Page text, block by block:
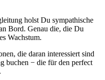
holst Du sympathische
Bord. Genau die, die Du
Wachstum.
die daran interessiert sind
buchen − die für den perfect